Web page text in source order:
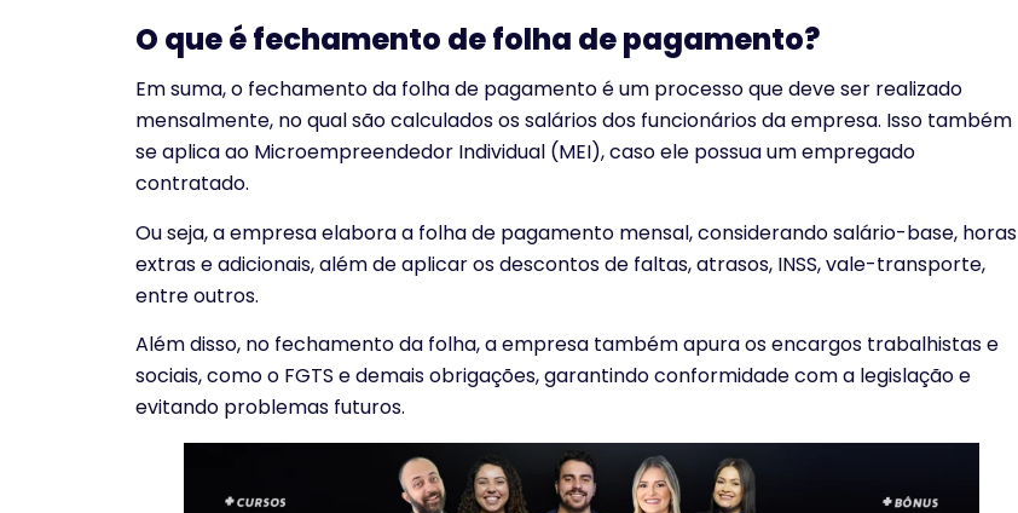
O que é fechamento de folha de pagamento​?
Em suma, o fechamento da folha de pagamento é um processo que deve ser realizado
mensalmente, no qual são calculados os salários dos funcionários da empresa. Isso também
se aplica ao Microempreendedor Individual (MEI), caso ele possua um empregado
contratado.
Ou seja, a empresa elabora a folha de pagamento mensal, considerando salário-base, horas
extras e adicionais, além de aplicar os descontos de faltas, atrasos, INSS, vale-transporte,
entre outros.
Além disso, no fechamento da folha, a empresa também apura os encargos trabalhistas e
sociais, como o FGTS e demais obrigações, garantindo conformidade com a legislação e
evitando problemas futuros.